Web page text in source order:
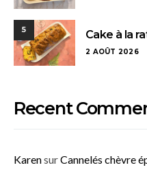
5 Cake à la
2 AOÛT 2026
Recent
KarensurCannelés chèvre